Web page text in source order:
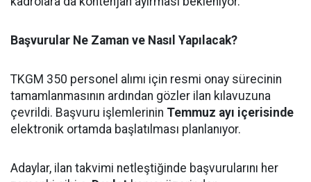
Başvurular Ne Zaman ve Nasıl Yapılacak?
TKGM 350 personel alımı için resmi onay sürecinin
tamamlanmasının ardından gözler ilan kılavuzuna
çevrildi. Başvuru işlemlerinin Temmuz ayı içerisinde
elektronik ortamda başlatılması planlanıyor.
Adaylar, ilan takvimi netleştiğinde başvurularını her